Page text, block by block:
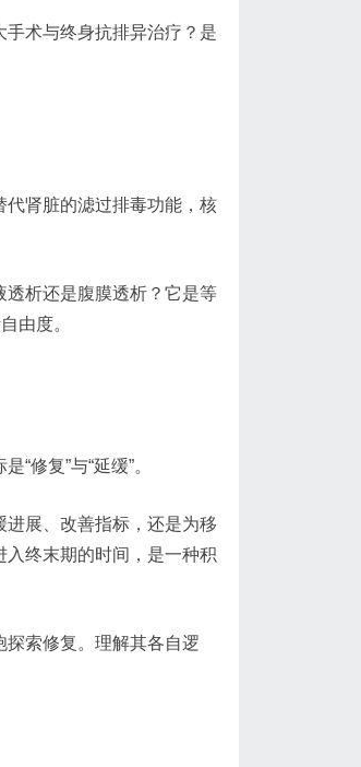
术与终身抗排异治疗？是
肾脏的滤过排毒功能，核
透析还是腹膜透析？它是等
由度。
修复”与“延缓”。
展、改善指标，还是为移
终末期的时间，是一种积
探索修复。理解其各自逻